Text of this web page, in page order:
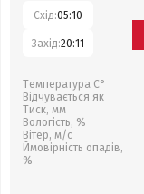
Схід:05:10
Захід:20:11
Температура С°
Відчувається як
Тиск, мм
Вологість, %
Вітер, м/с
Ймовірність опадів,
%